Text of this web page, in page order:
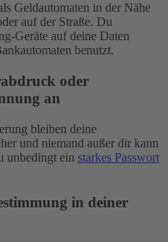
Geldautomaten in der Nähe
auf der Straße. Du
Geräte auf deine Daten
benutzt.
oder
an
bleiben deine
und niemand außer dir kann
unbedingt ein starkes Passwort
in deiner